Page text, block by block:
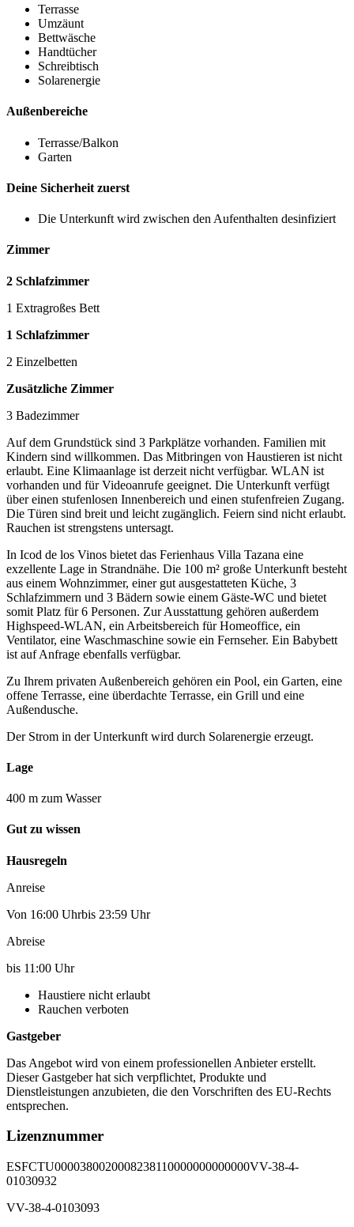
Terrasse
Umzäunt
Bettwäsche
Handtücher
Schreibtisch
Solarenergie
Außenbereiche
Terrasse/Balkon
Garten
Deine Sicherheit zuerst
Die Unterkunft wird zwischen den Aufenthalten desinfiziert
Zimmer
2 Schlafzimmer
1 Extragroßes Bett
1 Schlafzimmer
2 Einzelbetten
Zusätzliche Zimmer
3 Badezimmer
Auf dem Grundstück sind 3 Parkplätze vorhanden. Familien mit
Kindern sind willkommen. Das Mitbringen von Haustieren ist nicht
erlaubt. Eine Klimaanlage ist derzeit nicht verfügbar. WLAN ist
vorhanden und für Videoanrufe geeignet. Die Unterkunft verfügt
über einen stufenlosen Innenbereich und einen stufenfreien Zugang.
Die Türen sind breit und leicht zugänglich. Feiern sind nicht erlaubt.
Rauchen ist strengstens untersagt.
In Icod de los Vinos bietet das Ferienhaus Villa Tazana eine
exzellente Lage in Strandnähe. Die 100 m² große Unterkunft besteht
aus einem Wohnzimmer, einer gut ausgestatteten Küche, 3
Schlafzimmern und 3 Bädern sowie einem Gäste-WC und bietet
somit Platz für 6 Personen. Zur Ausstattung gehören außerdem
Highspeed-WLAN, ein Arbeitsbereich für Homeoffice, ein
Ventilator, eine Waschmaschine sowie ein Fernseher. Ein Babybett
ist auf Anfrage ebenfalls verfügbar.
Zu Ihrem privaten Außenbereich gehören ein Pool, ein Garten, eine
offene Terrasse, eine überdachte Terrasse, ein Grill und eine
Außendusche.
Der Strom in der Unterkunft wird durch Solarenergie erzeugt.
Lage
400 m zum Wasser
Gut zu wissen
Hausregeln
Anreise
Von 16:00 Uhrbis 23:59 Uhr
Abreise
bis 11:00 Uhr
Haustiere nicht erlaubt
Rauchen verboten
Gastgeber
Das Angebot wird von einem professionellen Anbieter erstellt.
Dieser Gastgeber hat sich verpflichtet, Produkte und
Dienstleistungen anzubieten, die den Vorschriften des EU-Rechts
entsprechen.
Lizenznummer
ESFCTU0000380020008238110000000000000VV-38-4-
01030932
VV-38-4-0103093